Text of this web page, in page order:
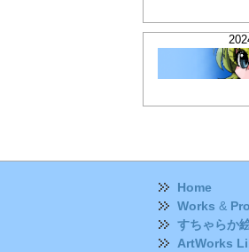
Home
Works &
すちゃらか
ArtWorks